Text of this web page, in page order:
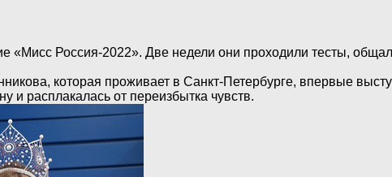
«Мисс Россия-2022». Две недели они проходили тесты,
которая проживает в Санкт-Петербурге, впервые
и расплакалась от переизбытка чувств.